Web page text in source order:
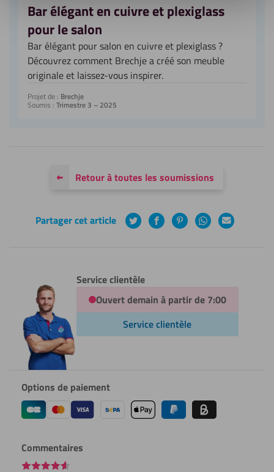
Bar élégant en cuivre et plexiglass
pour le salon
Bar élégant pour salon en cuivre et plexiglass ?
Découvrez comment Brechje a créé son meuble
originale et laissez-vous inspirer.
Projet de : Brechje
Soumis : Trimestre 3 – 2025
Retour à toutes les soumissions
Partager cet article TwitterFacebookPinterestWhatsAppCourrier
Service clientèle
Ouvert demain à partir de 7:00
Service clientèle
Options de paiement
Commentaires